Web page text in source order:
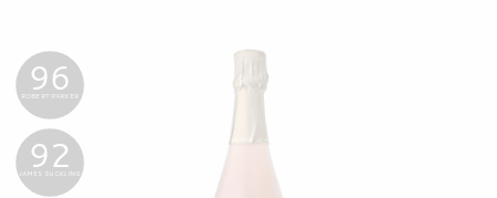
96
ROBERT PARKER
92
JAMES SUCKLING